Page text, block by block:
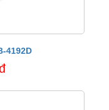
4192D